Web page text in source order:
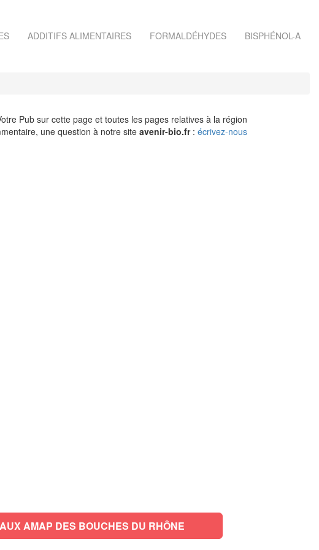
ADDITIFS ALIMENTAIRES FORMALDÉHYDES BISPHÉNOL-A
Pub sur cette page et toutes les pages relatives à la région
une question à notre siteavenir-bio.fr: écrivez-nous
AMAP DES BOUCHES DU RHÔNE